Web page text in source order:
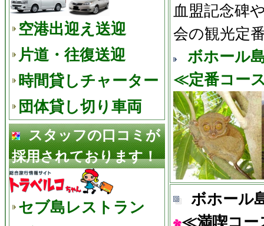
空港出迎え送迎
片道・往復送迎
時間貸しチャーター
団体貸し切り車両
スタッフの口コミが
採用されております！
セブ島レストラン
血盟記念碑
会の観光定
ボホール
≪定番コー
ボホール
≪満喫コ